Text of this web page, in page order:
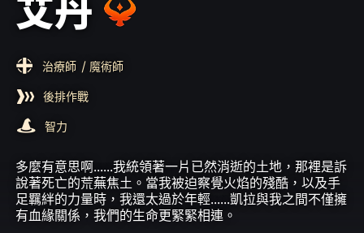
治療師 / 魔術師
後排作戰
智力
多麼有意思啊......我統領著一片已然消逝的土地，那裡是訴
說著死亡的荒蕪焦土。當我被迫察覺火焰的殘酷，以及手
足羈絆的力量時，我還太過於年輕......凱拉與我之間不僅擁
有血緣關係，我們的生命更緊緊相連。